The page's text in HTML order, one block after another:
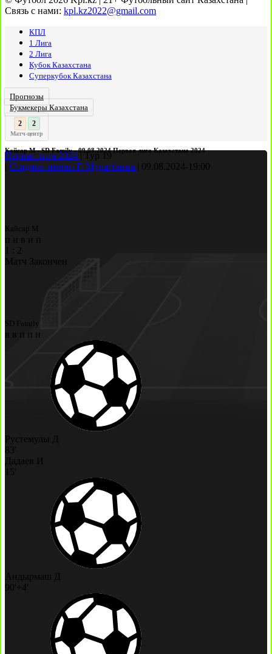
Связь с нами: kpl.kz2022@gmail.com
КПЛ
1 Лига
2 Лига
Кубок Казахстана
Суперкубок Казахстана
Прогнозы
Букмекеры Казахстана
3 : 3
Матч-центр
Кайсар М - SD Family - 09.08.2024 Первая лига Казахстана 2024
Первая лига 2024
Тур 19
Стадион имени Г. Муратбаева 09.08.2024- 19:00
Кайсар М
п н в н
п
1
2
Матч Закончен
SD Family
в в п п н
Рустемулы Д
83'
Дадаев И
15'
Андырмаш Д
90'+4'